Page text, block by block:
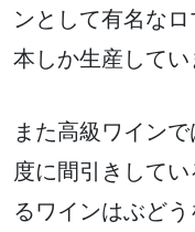
ンとして有名な
本しか生産してい
また高級ワイン
度に間引きして
るワインはぶど